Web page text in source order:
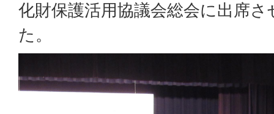
化財保護活用協議会総会に出席
た。